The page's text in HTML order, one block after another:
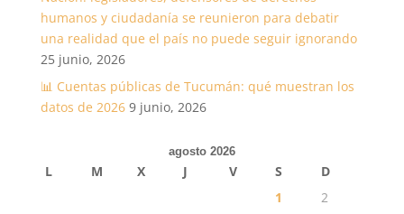
humanos y ciudadanía se reunieron para debatir
una realidad que el país no puede seguir ignorando
25 junio, 2026
📊 Cuentas públicas de Tucumán: qué muestran los
datos de 2026 9 junio, 2026
agosto 2026
L M X J V S
D
1
2